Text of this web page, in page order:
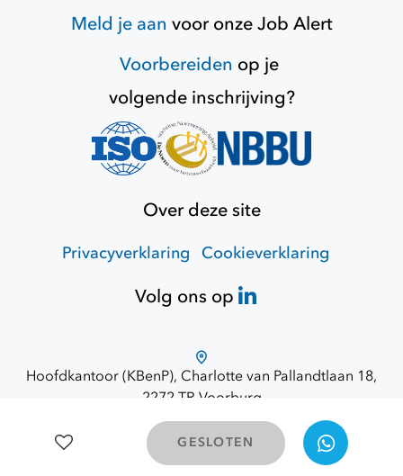
GESLOTEN
Meld je aan voor onzeJob Alert
Voorbereiden op je
volgende inschrijving?
Over deze site
Privacyverklaring Cookieverklaring
Volg ons op
Hoofdkantoor (KBenP), Charlotte van Pallandtlaan 18,
2272 TR Voorburg
Route via Google Maps
© 2026 Opdracht Overheid